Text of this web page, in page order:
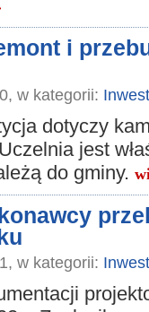
i
w kategorii:
dotyczy
jest
do gminy.
w kategorii: